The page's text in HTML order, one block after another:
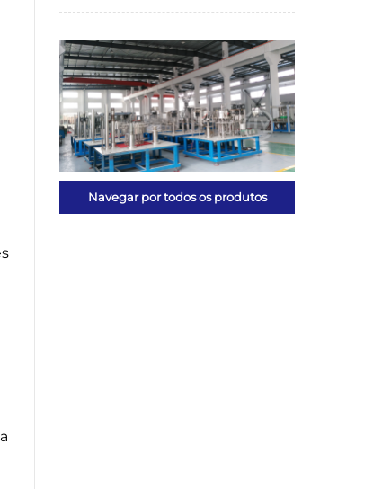
Navegar por todos os produtos